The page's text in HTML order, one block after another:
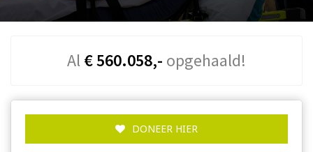
Al€ 560.058,- opgehaald!
DONEER HIER